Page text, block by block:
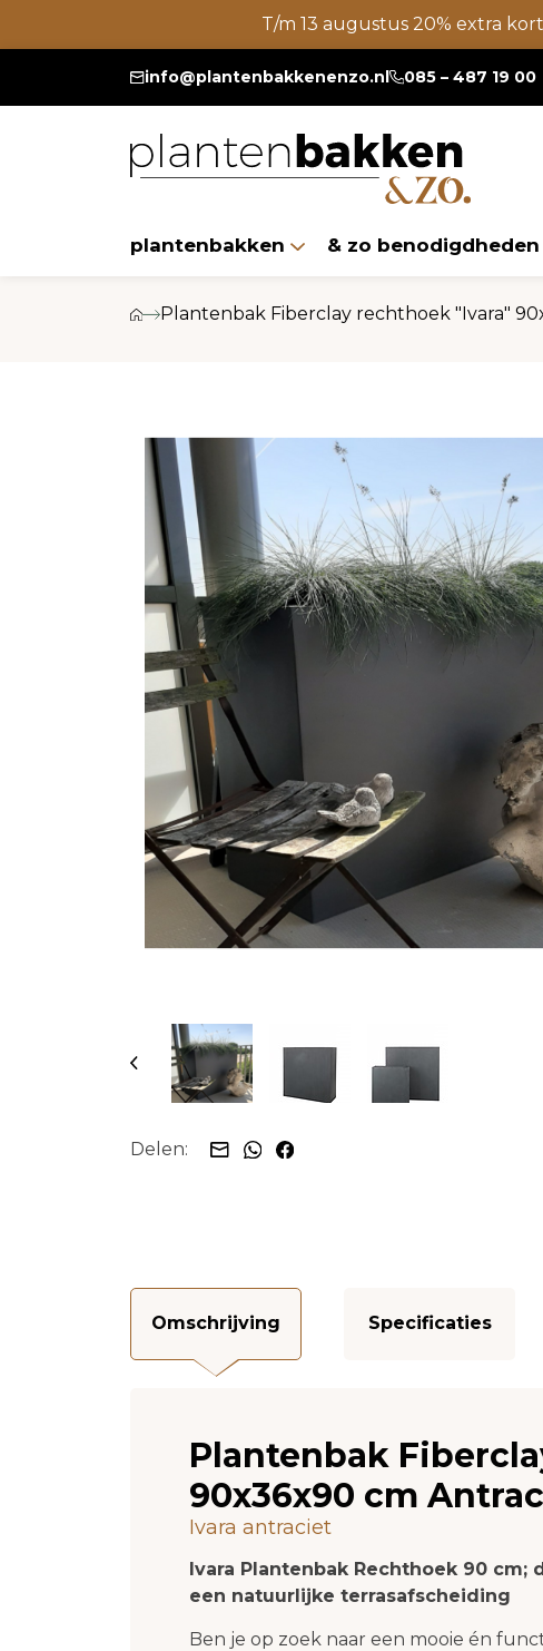
T/m 13 augustus 20% extra
info@plantenbakkenenzo.nl 085 – 487 19 00
plantenbakken & zo benodigdheden
Plantenbak Fiberclay rechthoek "Ivara"
Delen:
Omschrijving Specificaties
Plantenbak
90x36x90 cm
Ivara antraciet
Ivara Plantenbak Rechthoek 90
een natuurlijke terrasafscheiding
Ben je op zoek naar een mooie én